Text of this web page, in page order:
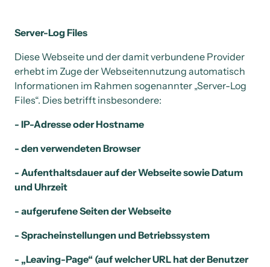
Server-Log Files
Diese Webseite und der damit verbundene Provider
erhebt im Zuge der Webseitennutzung automatisch
Informationen im Rahmen sogenannter „Server-Log
Files“. Dies betrifft insbesondere:
- IP-Adresse oder Hostname
- den verwendeten Browser
- Aufenthaltsdauer auf der Webseite sowie Datum
und Uhrzeit
- aufgerufene Seiten der Webseite
- Spracheinstellungen und Betriebssystem
- „Leaving-Page“ (auf welcher URL hat der Benutzer